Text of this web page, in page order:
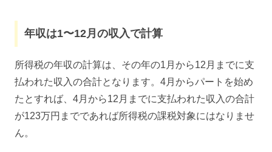
年収は1〜12月の収入で計算
所得税の年収の計算は、その年の1月から12月までに支
払われた収入の合計となります。4月からパートを始め
たとすれば、4月から12月までに支払われた収入の合計
が123万円までであれば所得税の課税対象にはなりませ
ん。